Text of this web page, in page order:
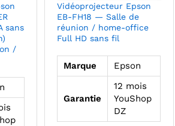
sans
/
Vidéoprojecteur Epson
EB-FH18 — Salle de
réunion / home-office
Full HD sans fil
Marque Epson
Garantie
12 mois
YouShop
DZ